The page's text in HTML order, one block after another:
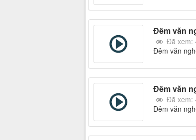
Đêm văn
Đã xem:
Đêm văn
Đêm văn
Đã xem:
Đêm văn